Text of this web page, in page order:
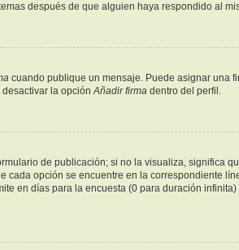
después de que alguien haya respondido al
cuando publique un mensaje. Puede asignar una
desactivar la opciónAñadir firma dentro del perfil.
de publicación; si no la visualiza, significa
cada opción se encuentre en la correspondiente
en días para la encuesta (0 para duración